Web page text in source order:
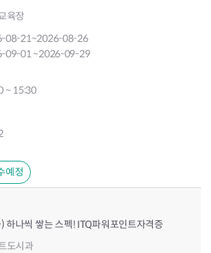
육장
08-21~2026-08-26
09-01~2026-09-29
~ 15:30
예정
하나씩 쌓는 스펙! ITQ파워포인트자격증
도시과